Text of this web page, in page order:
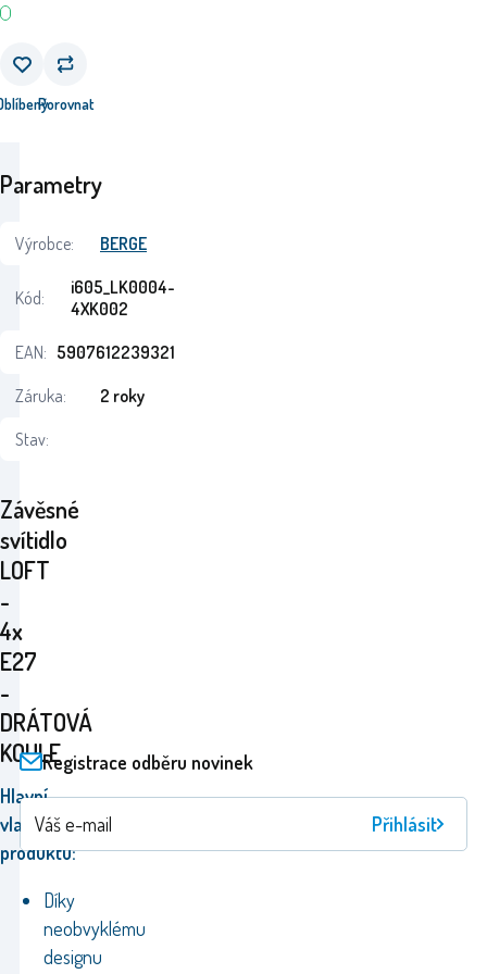
Porovnat
Závěsné
svítidlo
LOFT
-
4x
E27
-
DRÁTOVÁ
KOULE
Hlavní
vlastnosti
produktu:
Díky
neobvyklému
designu
Parametry
Výrobce: BERGE
Kód:
i605_LK0004-
4XK002
EAN: 5907612239321
Záruka:
2 roky
Stav:
Registrace odběru novinek
Přihlásit